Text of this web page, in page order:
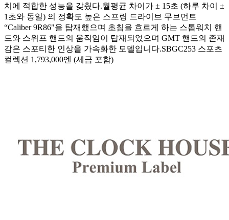
치에 적합한 성능을 갖췄다.월평균 차이가 ± 15초 (하루 차이 ±
1초와 동일) 의 정확도 높은 스프링 드라이브 무브먼트
“Caliber 9R86"을 탑재했으며 초침을 흐르게 하는 스톱워치 핸
드와 스위프 핸드의 움직임이 탑재되었으며 GMT 핸드의 존재
감은 스포티한 인상을 가속화한 모델입니다.SBGC253 스포츠
컬렉션 1,793,000엔 (세금 포함)